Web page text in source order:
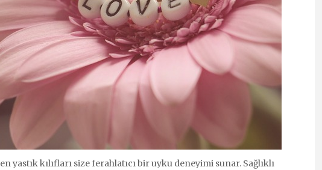
yastık kılıfları size ferahlatıcı bir uyku deneyimi sunar. Sağlıklı